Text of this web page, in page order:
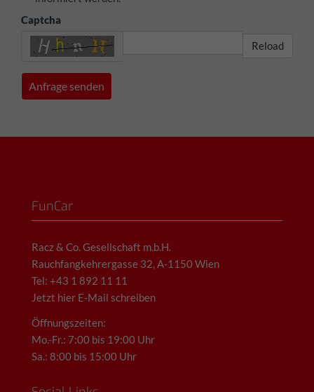
Captcha
Reload
FunCar
Racz & Co. Gesellschaft m.b.H.
Rauchfangkehrergasse 32, A-1150 Wien
Tel: +43 1 892 11 11
Jetzt hier E-Mail schreiben
Öffnungszeiten:
Mo.-Fr.: 7:00 bis 19:00 Uhr
Sa.: 8:00 bis 15:00 Uhr